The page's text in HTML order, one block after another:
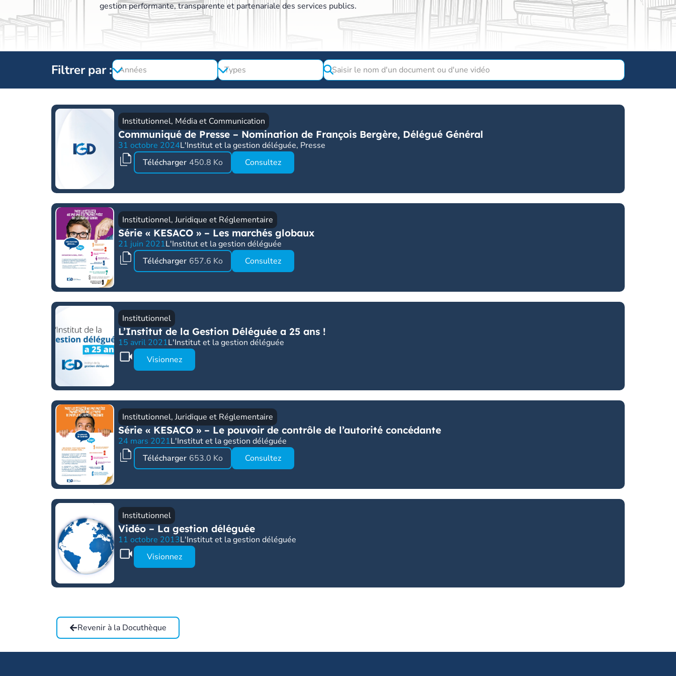
gestion performante, transparente et partenariale des services publics.
Filtrer par :
Institutionnel, Média et Communication
Communiqué de Presse – Nomination de François Bergère, Délégué Général
31 octobre 2024L'Institut et la gestion déléguée, Presse
Télécharger 450.8 Ko Consultez
Institutionnel,Juridique et Réglementaire
Série « KESACO » – Les marchés globaux
21 juin 2021L'Institut et la gestion déléguée
Télécharger 657.6 Ko Consultez
Institutionnel
L’Institut de la Gestion Déléguée a 25 ans !
15 avril 2021L'Institut et la gestion déléguée
Visionnez
Institutionnel,Juridique et Réglementaire
Série « KESACO » – Le pouvoir de contrôle de l’autorité concédante
24 mars 2021L'Institut et la gestion déléguée
Télécharger 653.0 Ko Consultez
Institutionnel
Vidéo – La gestion déléguée
11 octobre 2013L'Institut et la gestion déléguée
Visionnez
Revenir à la Docuthèque